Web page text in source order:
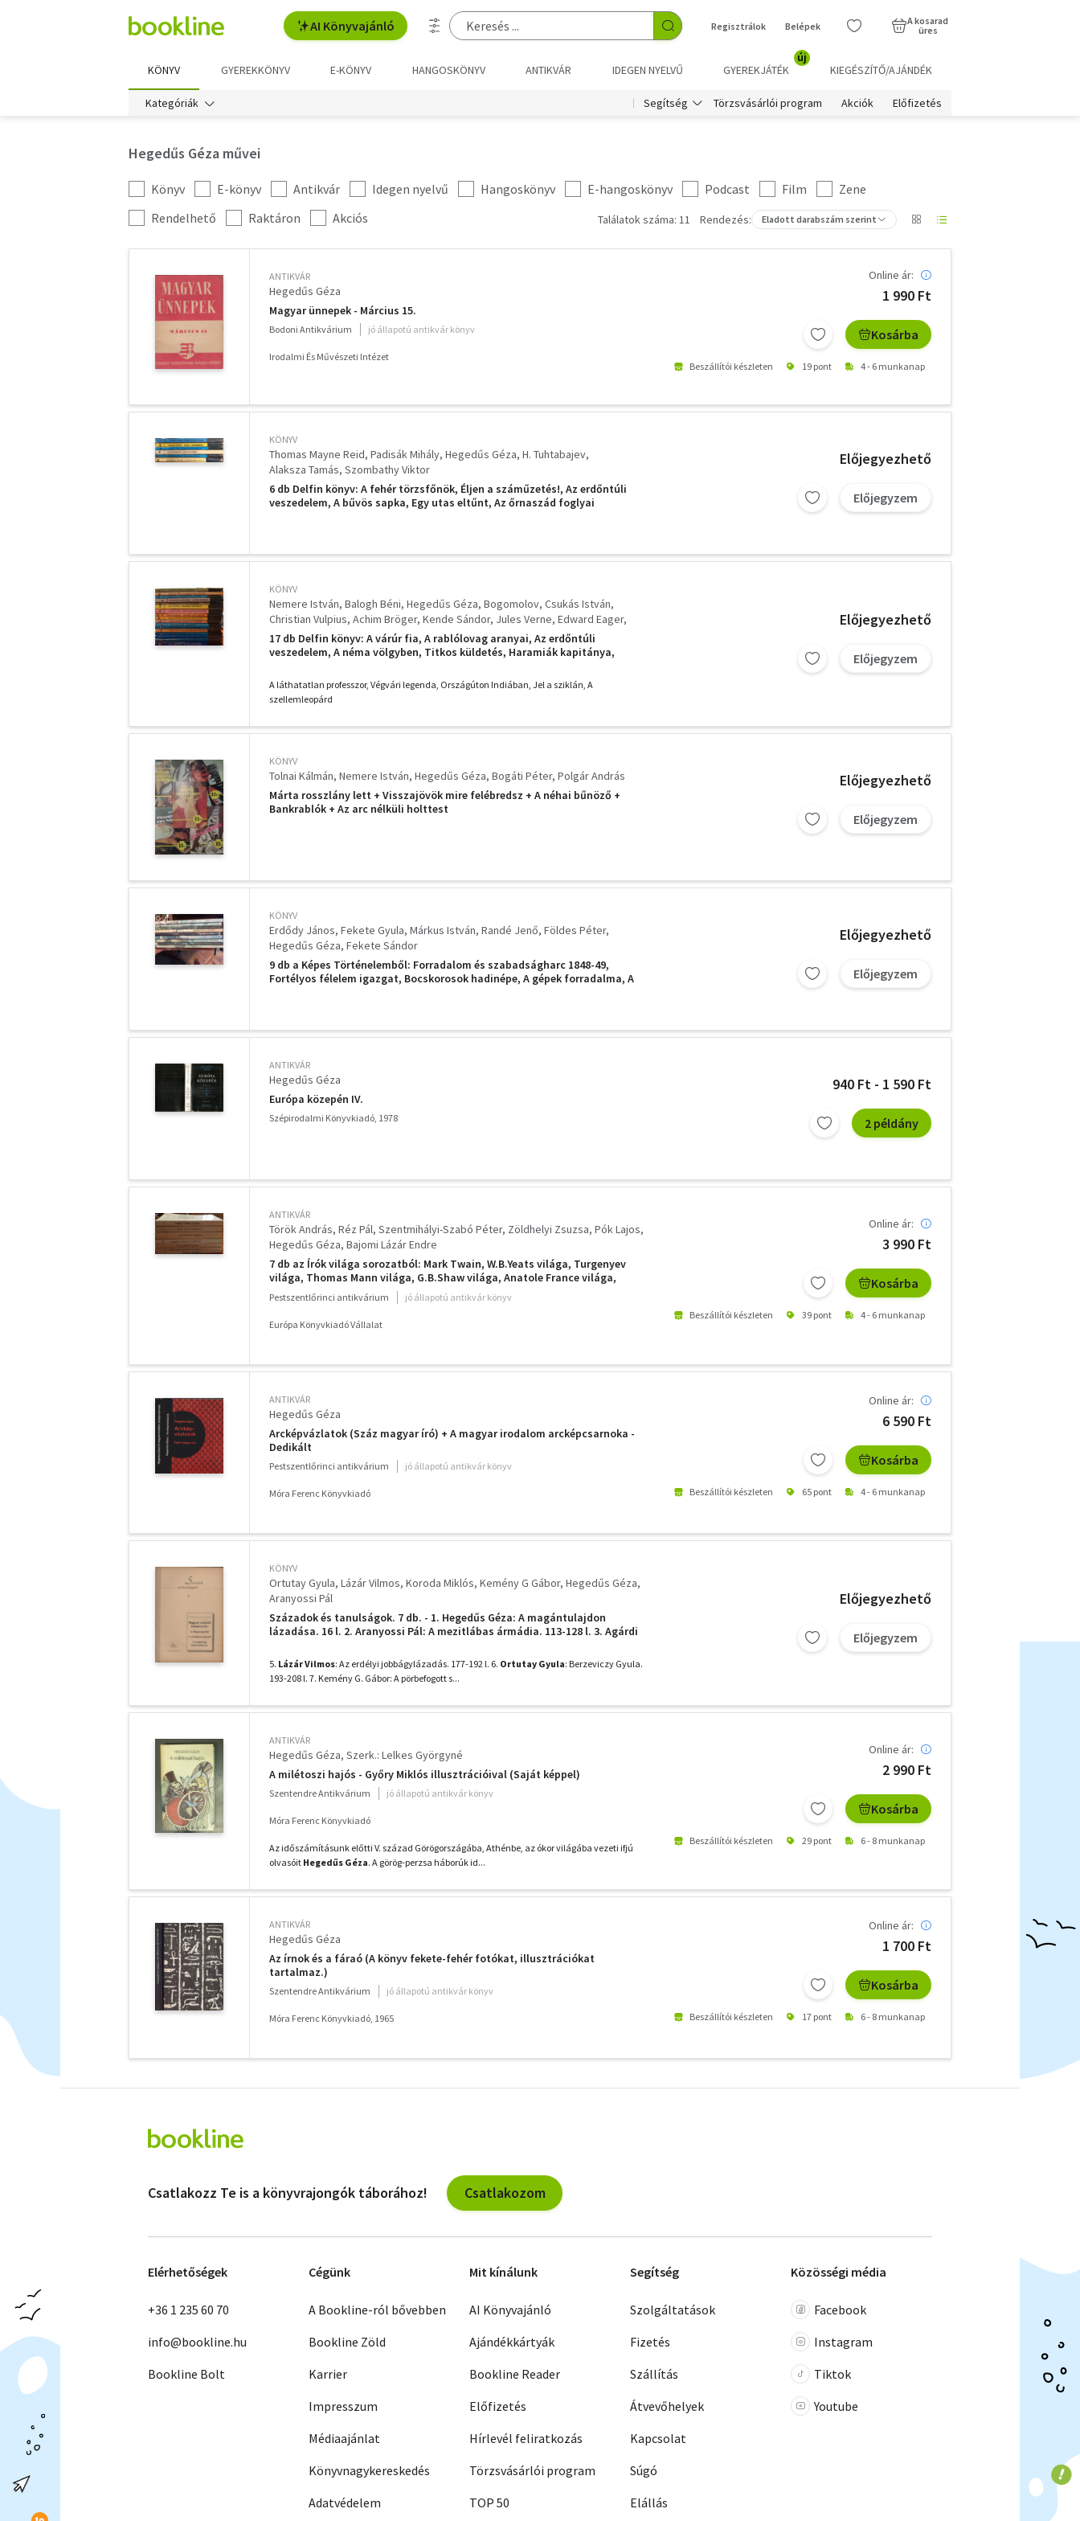
AI Könyvajánló Regisztrálok Belépek
A kosarad
üres
KÖNYV GYEREKKÖNYV E-KÖNYV HANGOSKÖNYV ANTIKVÁR IDEGEN NYELVŰ GYEREKJÁTÉK
új
KIEGÉSZÍTŐ/AJÁNDÉK
Kategóriák Segítség Törzsvásárlói program Akciók Előfizetés
Hegedűs Géza művei
Kategória
szűrés
Könyv E-könyv Antikvár Idegen nyelvű Hangoskönyv E-hangoskönyv Podcast Film
Zene
További
szűrők
Rendelhető Raktáron Akciós Találatok száma: 11 Rendezés: Eladott darabszám szerint
ANTIKVÁR
Hegedűs Géza
Magyar ünnepek - Március 15.
Bodoni Antikvárium jó állapotú antikvár könyv
Irodalmi És Művészeti Intézet
Online ár:
1 990 Ft
Kosárba
Beszállítói készleten 19 pont 4 - 6 munkanap
KÖNYV
Thomas Mayne Reid Padisák Mihály Hegedűs Géza H. Tuhtabajev
Alaksza Tamás Szombathy Viktor
6 db Delfin könyv: A fehér törzsfőnök, Éljen a száműzetés!, Az erdőntúli
veszedelem, A bűvös sapka, Egy utas eltűnt, Az őrnaszád foglyai
Előjegyezhető
Előjegyzem
KÖNYV
Nemere István Balogh Béni Hegedűs Géza Bogomolov Csukás István
Christian Vulpius Achim Bröger Kende Sándor Jules Verne Edward Eager
Pierre Gamarra Eller M. Barabás Tibor Aimée Sommerfelt
Sándor Lajos
Cecil Bodker
17 db Delfin könyv: A várúr fia, A rablólovag aranyai, Az erdőntúli
veszedelem, A néma völgyben, Titkos küldetés, Haramiák kapitánya,
Doktor Ox teóriája, Félvarázs, Tavasz kapitány,
A láthatatlan professzor, Végvári legenda, Országúton Indiában, Jel a sziklán, A
szellemleopárd
Előjegyezhető
Előjegyzem
KÖNYV
Tolnai Kálmán Nemere István Hegedűs Géza Bogáti Péter Polgár András
Márta rosszlány lett + Visszajövök mire felébredsz + A néhai bűnöző +
Bankrablók + Az arc nélküli holttest
Előjegyezhető
Előjegyzem
KÖNYV
Erdődy János Fekete Gyula Márkus István Randé Jenő Földes Péter
Hegedűs Géza Fekete Sándor
9 db a Képes Történelemből: Forradalom és szabadságharc 1848-49,
Fortélyos félelem igazgat, Bocskorosok hadinépe, A gépek forradalma, A
Előjegyezhető
Előjegyzem
ANTIKVÁR
Hegedűs Géza
Európa közepén IV.
Szépirodalmi Könyvkiadó, 1978
940 Ft - 1 590 Ft
2 példány
ANTIKVÁR
Török András Réz Pál Szentmihályi-Szabó Péter Zöldhelyi Zsuzsa Pók Lajos
Hegedűs Géza Bajomi Lázár Endre
7 db az Írók világa sorozatból: Mark Twain, W.B.Yeats világa, Turgenyev
világa, Thomas Mann világa, G.B.Shaw világa, Anatole France világa,
Ramuz világa
Pestszentlőrinci antikvárium jó állapotú antikvár könyv
Európa Könyvkiadó Vállalat
Online ár:
3 990 Ft
Kosárba
Beszállítói készleten 39 pont 4 - 6 munkanap
ANTIKVÁR
Hegedűs Géza
Arcképvázlatok (Száz magyar író) + A magyar irodalom arcképcsarnoka -
Dedikált
Pestszentlőrinci antikvárium jó állapotú antikvár könyv
Móra Ferenc Könyvkiadó
Online ár:
6 590 Ft
Kosárba
Beszállítói készleten 65 pont 4 - 6 munkanap
KÖNYV
Ortutay Gyula Lázár Vilmos Koroda Miklós Kemény G Gábor Hegedűs Géza
Aranyossi Pál
Századok és tanulságok. 7 db. - 1. Hegedűs Géza: A magántulajdon
lázadása. 16 l. 2. Aranyossi Pál: A mezitlábas ármádia. 113-128 l. 3. Agárdi
szabadkőművesek. A világosság fiai. 145-160 l. -
5. Lázár Vilmos: Az erdélyi jobbágylázadás. 177-192 l. 6. Ortutay Gyula: Berzeviczy Gyula.
193-208 l. 7. Kemény G. Gábor: A pörbefogott s...
Előjegyezhető
Előjegyzem
ANTIKVÁR
Hegedűs Géza Szerk.: Lelkes Györgyné
A milétoszi hajós - Győry Miklós illusztrációival (Saját képpel)
Szentendre Antikvárium jó állapotú antikvár könyv
Móra Ferenc Könyvkiadó
Az időszámításunk előtti V. század Görögországába, Athénbe, az ókor világába vezeti ifjú
olvasóit Hegedűs Géza. A görög-perzsa háborúk id...
Online ár:
2 990 Ft
Kosárba
Beszállítói készleten 29 pont 6 - 8 munkanap
ANTIKVÁR
Hegedűs Géza
Az írnok és a fáraó (A könyv fekete-fehér fotókat, illusztrációkat
tartalmaz.)
Szentendre Antikvárium jó állapotú antikvár könyv
Móra Ferenc Könyvkiadó, 1965
Online ár:
1 700 Ft
Kosárba
Beszállítói készleten 17 pont 6 - 8 munkanap
szűrők
Csatlakozz Te is a könyvrajongók táborához! Csatlakozom
Elérhetőségek
+36 1 235 60 70
info@bookline.hu
Bookline Bolt
Cégünk
A Bookline-ról bővebben
Bookline Zöld
Karrier
Impresszum
Médiaajánlat
Könyvnagykereskedés
Adatvédelem
Mit kínálunk
AI Könyvajánló
Ajándékkártyák
Bookline Reader
Előfizetés
Hírlevél feliratkozás
Törzsvásárlói program
TOP 50
Segítség
Szolgáltatások
Fizetés
Szállítás
Átvevőhelyek
Kapcsolat
Súgó
Elállás
Közösségi média
Facebook
Instagram
Tiktok
Youtube